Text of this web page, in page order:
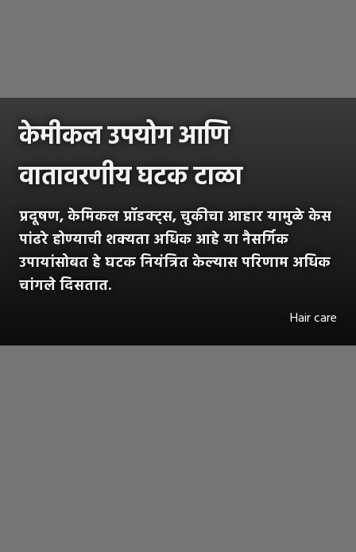
केमीकल उपयोग आणि
वातावरणीय घटक टाळा
प्रदूषण, केमिकल प्रॉडक्ट्स, चुकीचा आहार यामुळे केस
पांढरे होण्याची शक्यता अधिक आहे या नैसर्गिक
उपायांसोबत हे घटक नियंत्रित केल्यास परिणाम अधिक
चांगले दिसतात.
Hair care